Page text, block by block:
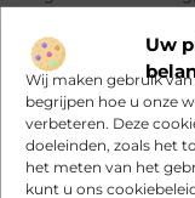
Uw
Wij maken gebruik
begrijpen hoe u onze
verbeteren. Deze
doeleinden, zoals het
het meten van het
kunt u ons